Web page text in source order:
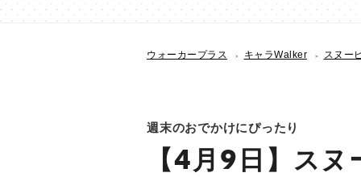
ウォーカープラス キャラWalker スヌー
週末のおでかけにぴったり
【4月9日】ス